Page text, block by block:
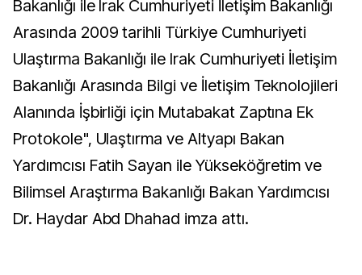
Bakanlığı ile Irak Cumhuriyeti İletişim Bakanlığı
Arasında 2009 tarihli Türkiye Cumhuriyeti
Ulaştırma Bakanlığı ile Irak Cumhuriyeti İletişim
Bakanlığı Arasında Bilgi ve İletişim Teknolojileri
Alanında İşbirliği için Mutabakat Zaptına Ek
Protokole", Ulaştırma ve Altyapı Bakan
Yardımcısı Fatih Sayan ile Yükseköğretim ve
Bilimsel Araştırma Bakanlığı Bakan Yardımcısı
Dr. Haydar Abd Dhahad imza attı.